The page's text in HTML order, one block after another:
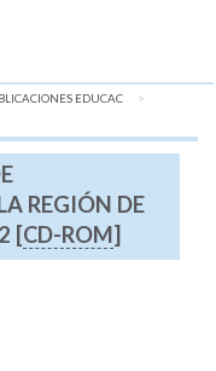
EDUCAC
REGIÓN DE
[CD-ROM]